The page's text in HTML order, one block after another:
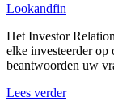
Lookandfin
Het Investor
elke investeerder op
beantwoorden uw
Lees verder